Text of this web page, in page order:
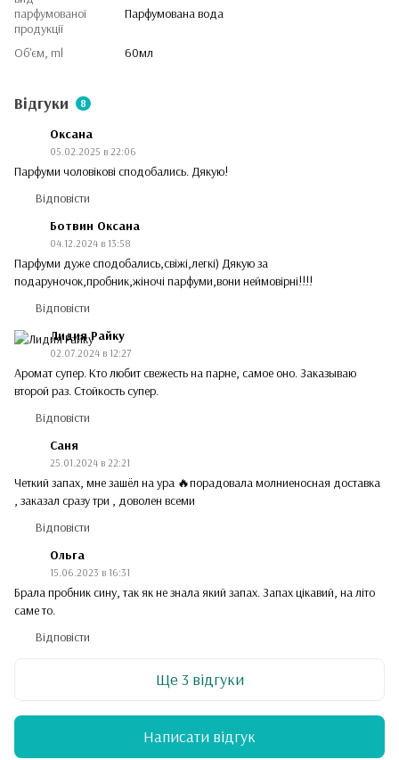
парфумованої
продукції
Парфумована вода
Об'єм, ml 60мл
Відгуки 8
Оксана
05.02.2025 в 22:06
Парфуми чоловікові сподобались. Дякую!
Відповісти
Ботвин Оксана
04.12.2024 в 13:58
Парфуми дуже сподобались,свіжі,легкі) Дякую за
подаруночок,пробник,жіночі парфуми,вони неймовірні!!!!
Відповісти
Лидия Райку
02.07.2024 в 12:27
Аромат супер. Кто любит свежесть на парне, самое оно. Заказываю
второй раз. Стойкость супер.
Відповісти
Саня
25.01.2024 в 22:21
Четкий запах, мне зашёл на ура 🔥порадовала молниеносная доставка
, заказал сразу три , доволен всеми
Відповісти
Ольга
15.06.2023 в 16:31
Брала пробник сину, так як не знала який запах. Запах цікавий, на літо
саме то.
Відповісти
Ще 3 відгуки
Написати відгук